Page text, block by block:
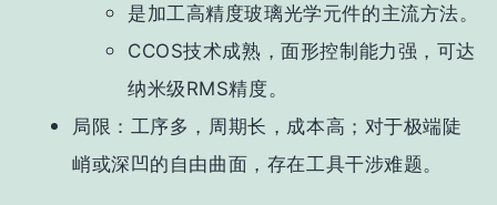
是加工高精度玻璃光学元件的主流方法。
CCOS技术成熟，面形控制能力强，可达
纳米级RMS精度。
局限 ：工序多，周期长，成本高；对于极端陡
峭或深凹的自由曲面，存在工具干涉难题。